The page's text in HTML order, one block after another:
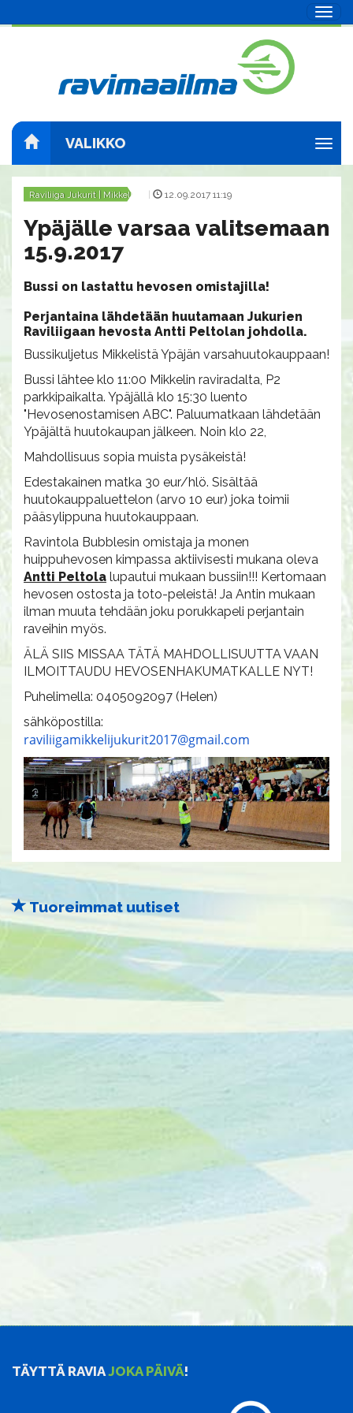
VALIKKO
Raviliiga Jukurit | Mikkeli | 12.09.2017 11:19
Ypäjälle varsaa valitsemaan
15.9.2017
Bussi on lastattu hevosen omistajilla!
Perjantaina lähdetään huutamaan Jukurien
Raviliigaan hevosta Antti Peltolan johdolla.
Bussikuljetus Mikkelistä Ypäjän varsahuutokauppaan!
Bussi lähtee klo 11:00 Mikkelin raviradalta, P2
parkkipaikalta. Ypäjällä klo 15:30 luento
"Hevosenostamisen ABC". Paluumatkaan lähdetään
Ypäjältä huutokaupan jälkeen. Noin klo 22,
Mahdollisuus sopia muista pysäkeistä!
Edestakainen matka 30 eur/hlö. Sisältää
huutokauppaluettelon (arvo 10 eur) joka toimii
pääsylippuna huutokauppaan.
Ravintola Bubblesin omistaja ja monen
huippuhevosen kimpassa aktiivisesti mukana oleva
Antti Peltola lupautui mukaan bussiin!!! Kertomaan
hevosen ostosta ja toto-peleistä! Ja Antin mukaan
ilman muuta tehdään joku porukkapeli perjantain
raveihin myös.
ÄLÄ SIIS MISSAA TÄTÄ MAHDOLLISUUTTA VAAN
ILMOITTAUDU HEVOSENHAKUMATKALLE NYT!
Puhelimella: 0405092097 (Helen)
sähköpostilla:
raviliigamikkelijukurit2017@gmail.com
Tuoreimmat uutiset
TÄYTTÄ RAVIAJOKA PÄIVÄ!